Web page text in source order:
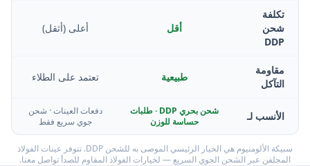
تكلفة
شحن
DDP
أقل أعلى (أثقل)
مقاومة
التآكل
طبيعية تعتمد على الطلاء
الأنسب لـ
شحن بحري DDP · طلبات
حساسة للوزن
دفعات العينات · شحن
جوي سريع فقط
سبيكة الألومنيوم هي الخيار الرئيسي الموصى به للشحن DDP. تتوفر عينات الفولاذ
المجلفن عبر الشحن الجوي السريع — لخيارات الفولاذ المقاوم للصدأ تواصل معنا.